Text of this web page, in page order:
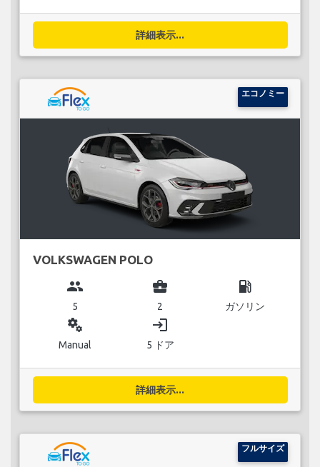
詳細表示...
エコノミー
VOLKSWAGEN POLO
group
5
business_center
2
local_gas_station
ガソリン
miscellaneous_services
Manual
login
5 ドア
詳細表示...
フルサイズ